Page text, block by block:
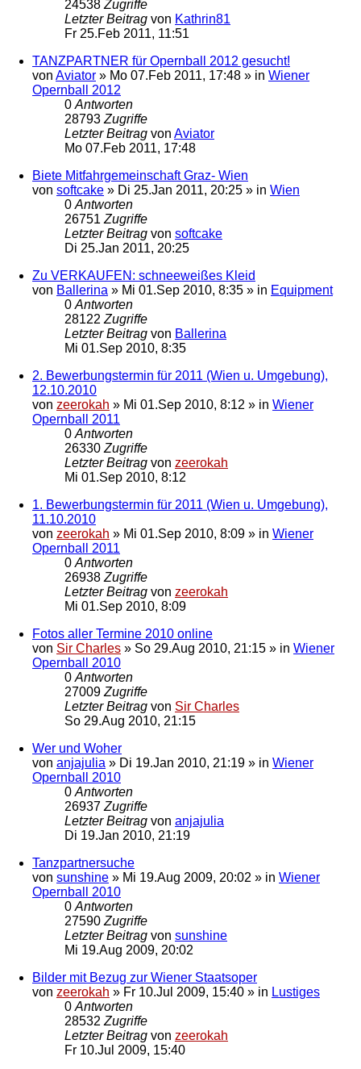
24538 Zugriffe
Letzter Beitrag von Kathrin81
Fr 25.Feb 2011, 11:51
TANZPARTNER für Opernball 2012 gesucht!
von Aviator » Mo 07.Feb 2011, 17:48 » in Wiener
Opernball 2012
0 Antworten
28793 Zugriffe
Letzter Beitrag von Aviator
Mo 07.Feb 2011, 17:48
Biete Mitfahrgemeinschaft Graz- Wien
von softcake » Di 25.Jan 2011, 20:25 » in Wien
0 Antworten
26751 Zugriffe
Letzter Beitrag von softcake
Di 25.Jan 2011, 20:25
Zu VERKAUFEN: schneeweißes Kleid
von Ballerina » Mi 01.Sep 2010, 8:35 » in Equipment
0 Antworten
28122 Zugriffe
Letzter Beitrag von Ballerina
Mi 01.Sep 2010, 8:35
2. Bewerbungstermin für 2011 (Wien u. Umgebung),
12.10.2010
von zeerokah » Mi 01.Sep 2010, 8:12 » in Wiener
Opernball 2011
0 Antworten
26330 Zugriffe
Letzter Beitrag von zeerokah
Mi 01.Sep 2010, 8:12
1. Bewerbungstermin für 2011 (Wien u. Umgebung),
11.10.2010
von zeerokah » Mi 01.Sep 2010, 8:09 » in Wiener
Opernball 2011
0 Antworten
26938 Zugriffe
Letzter Beitrag von zeerokah
Mi 01.Sep 2010, 8:09
Fotos aller Termine 2010 online
von Sir Charles » So 29.Aug 2010, 21:15 » in Wiener
Opernball 2010
0 Antworten
27009 Zugriffe
Letzter Beitrag von Sir Charles
So 29.Aug 2010, 21:15
Wer und Woher
von anjajulia » Di 19.Jan 2010, 21:19 » in Wiener
Opernball 2010
0 Antworten
26937 Zugriffe
Letzter Beitrag von anjajulia
Di 19.Jan 2010, 21:19
Tanzpartnersuche
von sunshine » Mi 19.Aug 2009, 20:02 » in Wiener
Opernball 2010
0 Antworten
27590 Zugriffe
Letzter Beitrag von sunshine
Mi 19.Aug 2009, 20:02
Bilder mit Bezug zur Wiener Staatsoper
von zeerokah » Fr 10.Jul 2009, 15:40 » in Lustiges
0 Antworten
28532 Zugriffe
Letzter Beitrag von zeerokah
Fr 10.Jul 2009, 15:40